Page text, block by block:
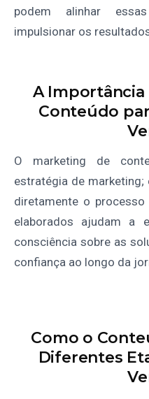
podem alinhar
impulsionar os
A
Conteúdo
O marketing de
estratégia de marketing;
diretamente o
elaborados ajudam a
consciência sobre as
confiança ao longo da
Como o
Diferentes